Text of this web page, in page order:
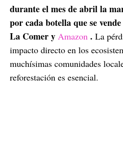
durante el mes de abril la
por cada botella que se
La Comer y Amazon . La
impacto directo en los
muchísimas comunidades
reforestación es esencial.